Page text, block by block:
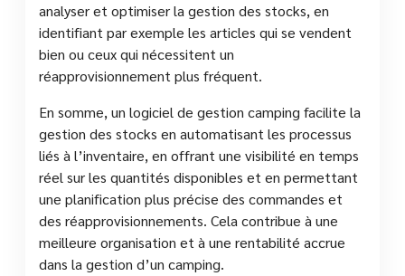
analyser et optimiser la gestion des stocks, en
identifiant par exemple les articles qui se vendent
bien ou ceux qui nécessitent un
réapprovisionnement plus fréquent.
En somme, un logiciel de gestion camping facilite la
gestion des stocks en automatisant les processus
liés à l’inventaire, en offrant une visibilité en temps
réel sur les quantités disponibles et en permettant
une planification plus précise des commandes et
des réapprovisionnements. Cela contribue à une
meilleure organisation et à une rentabilité accrue
dans la gestion d’un camping.